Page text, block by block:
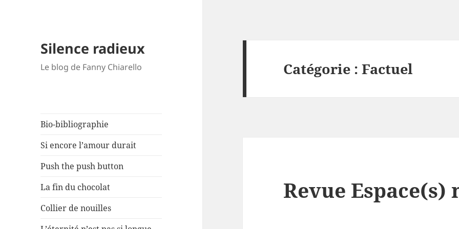
Silence radieux
Le blog de Fanny Chiarello
Bio-bibliographie
Si encore l’amour durait
Push the push button
La fin du chocolat
Collier de nouilles
Catégorie :Factuel
Revue Espace(s)